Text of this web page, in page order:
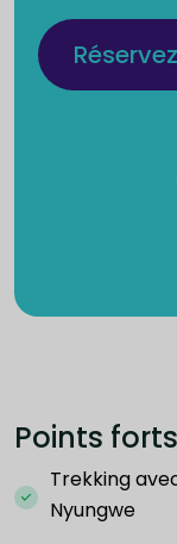
Points forts
Trekking
Nyungwe